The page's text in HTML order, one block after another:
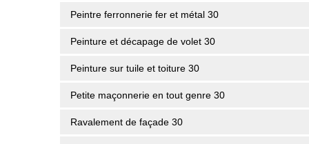
Peintre ferronnerie fer et métal 30
Peinture et décapage de volet 30
Peinture sur tuile et toiture 30
Petite maçonnerie en tout genre 30
Ravalement de façade 30